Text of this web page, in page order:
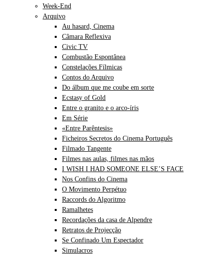
Week-End
Arquivo
Au hasard, Cinema
Câmara Reflexiva
Civic TV
Combustão Espontânea
Constelações Fílmicas
Contos do Arquivo
Do álbum que me coube em sorte
Ecstasy of Gold
Entre o granito e o arco-íris
Em Série
«Entre Parêntesis»
Ficheiros Secretos do Cinema Português
Filmado Tangente
Filmes nas aulas, filmes nas mãos
I WISH I HAD SOMEONE ELSE’S FACE
Nos Confins do Cinema
O Movimento Perpétuo
Raccords do Algoritmo
Ramalhetes
Recordações da casa de Alpendre
Retratos de Projecção
Se Confinado Um Espectador
Simulacros